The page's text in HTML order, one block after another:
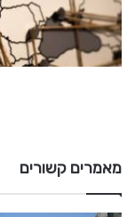
ב
ן
-
ב
מאמרים קשורים